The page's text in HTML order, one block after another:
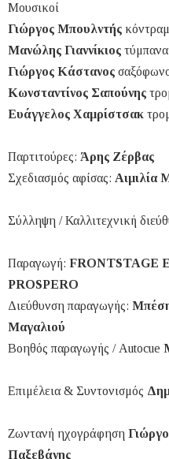
Μουσικοί
Γιώργος Μπουλντής
Μανώλης Γιαννίκιος τύμπανα
Γιώργος Κάστανος
Κωνσταντίνος Σαπούνης
Ευάγγελος Χαμρίστσακ
Παρτιτούρες: Άρης Ζέρβας
Σχεδιασμός αφίσας: Αιμιλία
Σύλληψη / Καλλιτεχνική
Παραγωγή: FRONTSTAGE
PROSPERO
Διεύθυνση παραγωγής:
Μαγαλιού
Βοηθός παραγωγής / Αutocue
Επιμέλεια & Συντονισμός
Ζωντανή ηχογράφηση
Παξεβάνης